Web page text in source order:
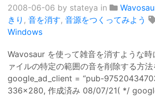
2008-06-06 by stateya in
きり , 音を消す, 音源をつくってみよう
Windows
Wavosaur を使って雑音を消すような
ァイルの特定の範囲の音を削除する方法
google_ad_client = “pub-
336x280, 作成済み 08/07/21( */